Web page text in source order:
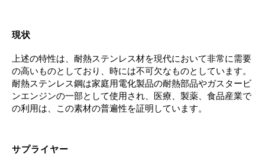
現状
上述の特性は、耐熱ステンレス材を現代において非常に需要
の高いものとしており、時には不可欠なものとしています。
耐熱ステンレス鋼は家庭用電化製品の耐熱部品やガスタービ
ンエンジンの一部として使用され、医療、製薬、食品産業で
の利用は、この素材の普遍性を証明しています。
サプライヤー